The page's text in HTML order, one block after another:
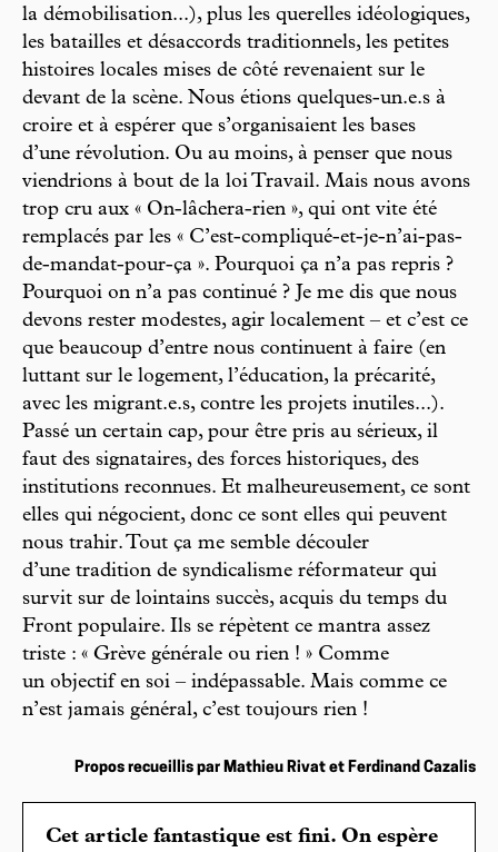
la démobilisation...), plus les querelles idéologiques,
les batailles et désaccords traditionnels, les petites
histoires locales mises de côté revenaient sur le
devant de la scène. Nous étions quelques-un.e.s à
croire et à espérer que s’organisaient les bases
d’une révolution. Ou au moins, à penser que nous
viendrions à bout de la loi Travail. Mais nous avons
trop cru aux « On-lâchera-rien », qui ont vite été
remplacés par les « C’est-compliqué-et-je-n’ai-pas-
de-mandat-pour-ça ». Pourquoi ça n’a pas repris ?
Pourquoi on n’a pas continué ? Je me dis que nous
devons rester modestes, agir localement – et c’est ce
que beaucoup d’entre nous continuent à faire (en
luttant sur le logement, l’éducation, la précarité,
avec les migrant.e.s, contre les projets inutiles...).
Passé un certain cap, pour être pris au sérieux, il
faut des signataires, des forces historiques, des
institutions reconnues. Et malheureusement, ce sont
elles qui négocient, donc ce sont elles qui peuvent
nous trahir. Tout ça me semble découler
d’une tradition de syndicalisme réformateur qui
survit sur de lointains succès, acquis du temps du
Front populaire. Ils se répètent ce mantra assez
triste : « Grève générale ou rien ! » Comme
un objectif en soi – indépassable. Mais comme ce
n’est jamais général, c’est toujours rien !
Propos recueillis par Mathieu Rivat et Ferdinand Cazalis
Cet article fantastique est fini. On espère